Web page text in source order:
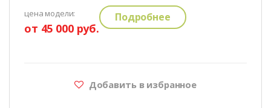
цена модели:
от 45 000 руб.
Подробнее
Добавить в избранное